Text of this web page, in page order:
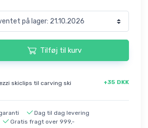
Tilføj til kurv
skiclips til carving ski +35 DKK
Dag til dag levering
Gratis fragt over 999,-